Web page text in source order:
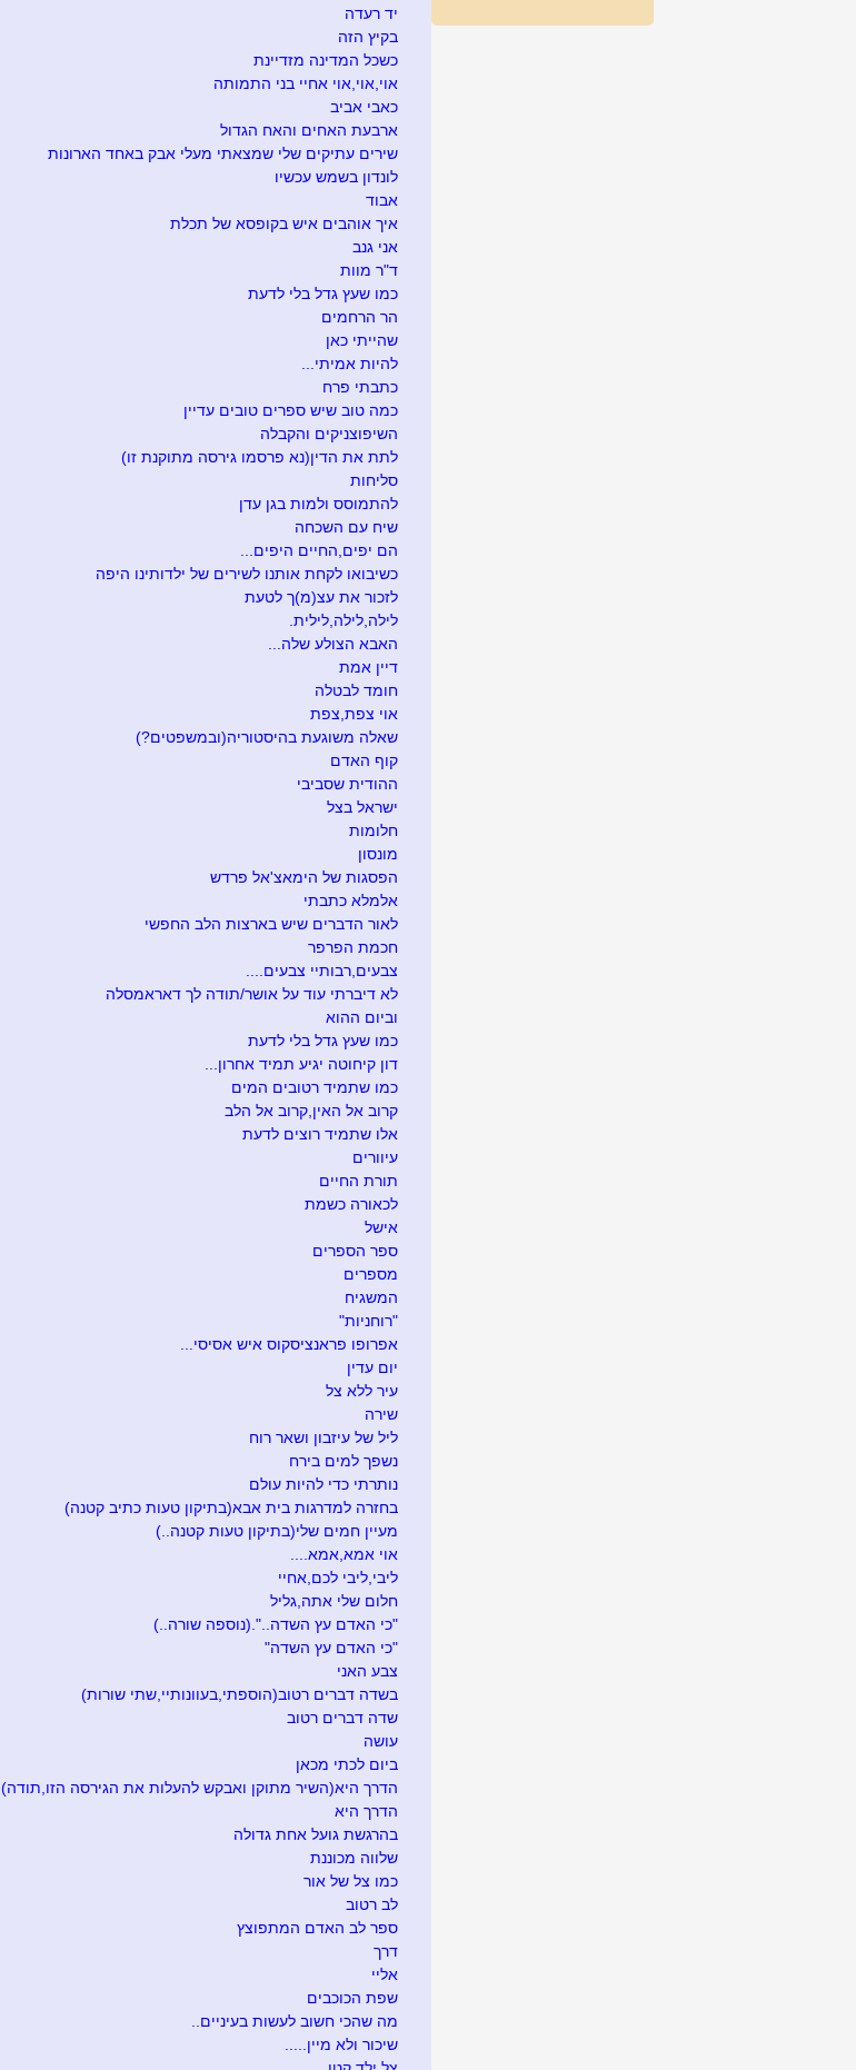
יד רעדה
בקיץ הזה
כשכל המדינה מזדיינת
אוי,אוי,אוי אחיי בני התמותה
כאבי אביב
ארבעת האחים והאח הגדול
שירים עתיקים שלי שמצאתי מעלי אבק באחד הארונות
לונדון בשמש עכשיו
אבוד
איך אוהבים איש בקופסא של תכלת
אני גנב
ד"ר מוות
כמו שעץ גדל בלי לדעת
הר הרחמים
שהייתי כאן
להיות אמיתי...
כתבתי פרח
כמה טוב שיש ספרים טובים עדיין
השיפוצניקים והקבלה
לתת את הדין(נא פרסמו גירסה מתוקנת זו)
סליחות
להתמוסס ולמות בגן עדן
שיח עם השכחה
הם יפים,החיים היפים...
כשיבואו לקחת אותנו לשירים של ילדותינו היפה
לזכור את עצ(מ)ך לטעת
לילה,לילה,לילית.
האבא הצולע שלה...
דיין אמת
חומד לבטלה
אוי צפת,צפת
שאלה משוגעת בהיסטוריה(ובמשפטים?)
קוף האדם
ההודית שסביבי
ישראל בצל
חלומות
מונסון
הפסגות של הימאצ'אל פרדש
אלמלא כתבתי
לאור הדברים שיש בארצות הלב החפשי
חכמת הפרפר
צבעים,רבותיי צבעים....
לא דיברתי עוד על אושר/תודה לך דאראמסלה
וביום ההוא
כמו שעץ גדל בלי לדעת
דון קיחוטה יגיע תמיד אחרון...
כמו שתמיד רטובים המים
קרוב אל האין,קרוב אל הלב
אלו שתמיד רוצים לדעת
עיוורים
תורת החיים
לכאורה כשמת
אישל
ספר הספרים
מספרים
המשגיח
"רוחניות"
אפרופו פראנציסקוס איש אסיסי...
יום עדין
עיר ללא צל
שירה
ליל של עיזבון ושאר רוח
נשפך למים בירח
נותרתי כדי להיות עולם
בחזרה למדרגות בית אבא(בתיקון טעות כתיב קטנה)
מעיין חמים שלי(בתיקון טעות קטנה..)
אוי אמא,אמא....
ליבי,ליבי לכם,אחיי
חלום שלי אתה,גליל
"כי האדם עץ השדה..".(נוספה שורה..)
"כי האדם עץ השדה"
צבע האני
בשדה דברים רטוב(הוספתי,בעוונותיי,שתי שורות)
שדה דברים רטוב
עושה
ביום לכתי מכאן
הדרך היא(השיר מתוקן ואבקש להעלות את הגירסה הזו,תודה)
הדרך היא
בהרגשת גועל אחת גדולה
שלווה מכוננת
כמו צל של אור
לב רטוב
ספר לב האדם המתפוצץ
דרך
אליי
שפת הכוכבים
מה שהכי חשוב לעשות בעיניים..
שיכור ולא מיין.....